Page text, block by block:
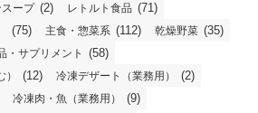
ープ (2) レトルト食品 (71)
(75) 主食・惣菜系 (112) 乾燥野菜 (35)
・サプリメント (58)
(12) 冷凍デザート（業務用） (2)
冷凍肉・魚（業務用） (9)